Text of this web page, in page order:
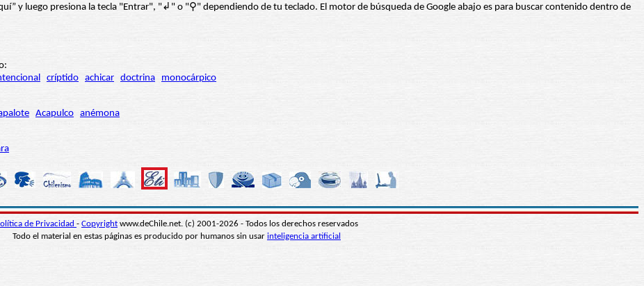
y luego presiona la tecla "Entrar", "↲" o "⚲" dependiendo de tu teclado. El motor de búsqueda de Google abajo es para buscar contenido dentro de
críptido achicar doctrina monocárpico
Acapulco anémona
de Privacidad - Copyright www.deChile.net. (c) 2001-2026 - Todos los derechos reservados
Todo el material en estas páginas es producido por humanos sin usar inteligencia artificial